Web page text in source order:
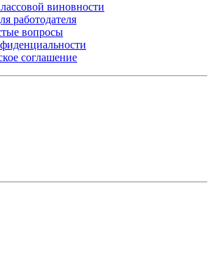
виновности
работодателя
вопросы
соглашение